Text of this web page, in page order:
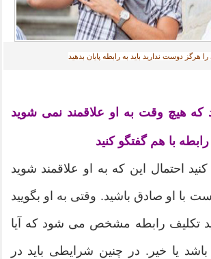
هرگز دوست ندارید باید به رابطه پایان بدهید
که هیچ وقت به او علاقمند نمی شوید
با هم گفتگو کنید
احتمال این که به او علاقمند شوید
با او صادق باشید. وقتی به او بگویید
تکلیف رابطه مشخص می شود که آیا
باشد یا خیر. در چنین شرایطی باید در